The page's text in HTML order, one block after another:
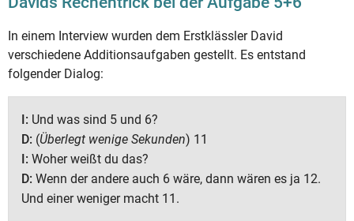
In einem Interview wurden dem Erstklässler David
verschiedene Additionsaufgaben gestellt. Es entstand
folgender Dialog:
I: Und was sind 5 und 6?
D: (Überlegt wenige Sekunden) 11
I: Woher weißt du das?
D: Wenn der andere auch 6 wäre, dann wären es ja 12.
Und einer weniger macht 11.